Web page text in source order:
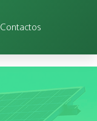
Contactos